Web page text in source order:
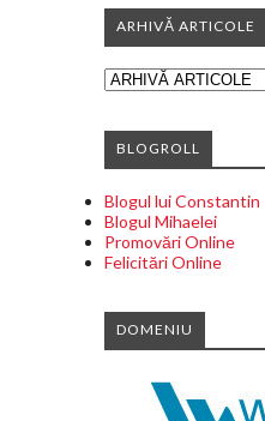
ARHIVĂ ARTICOLE
BLOGROLL
Blogul lui Constantin
Blogul Mihaelei
Promovări Online
Felicitări Online
DOMENIU